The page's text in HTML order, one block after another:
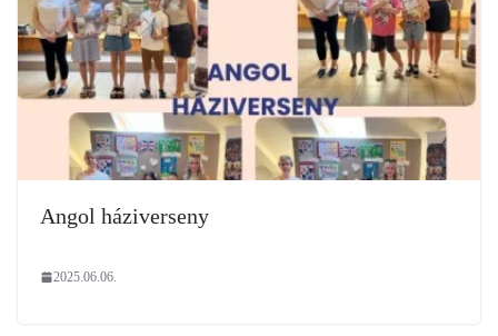
Angol háziverseny
2025.06.06.